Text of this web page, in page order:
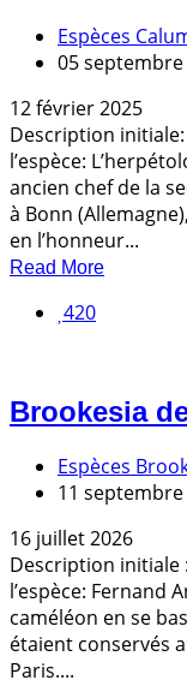
Espèces
05 septembre
12 février 2025
Description
l’espèce:
ancien chef de la
à Bonn
en l’honneur...
Read More
420
Brookesia
Espèces
11 septembre
16 juillet 2026
Description initiale
l’espèce: Fernand
caméléon en se
étaient conservés
Paris....